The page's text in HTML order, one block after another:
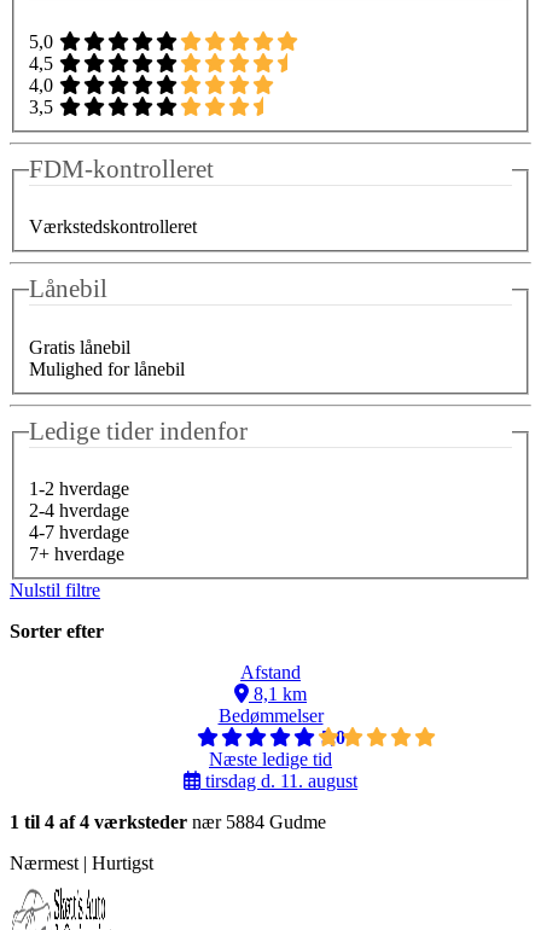
5,0
4,5
4,0
3,5
FDM-kontrolleret
Værkstedskontrolleret
Lånebil
Gratis lånebil
Mulighed for lånebil
Ledige tider indenfor
1-2 hverdage
2-4 hverdage
4-7 hverdage
7+ hverdage
Nulstil filtre
Sorter efter
Afstand
8,1 km
Bedømmelser
5,0
Næste ledige tid
tirsdag d. 11. august
1 til 4 af 4 værksteder nær 5884 Gudme
Nærmest | Hurtigst